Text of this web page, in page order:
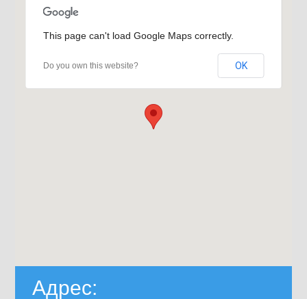
This page can't load Google Maps correctly.
Do you own this website? OK
Адрес: